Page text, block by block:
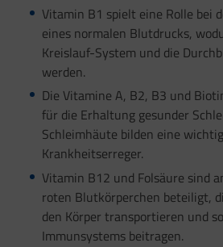
Vitamin B1 spielt eine Rolle bei
eines normalen Blutdrucks,
Kreislauf-System und die
werden.
Die Vitamine A, B2, B3 und
für die Erhaltung gesunder
Schleimhäute bilden eine
Krankheitserreger.
Vitamin B12 und Folsäure sind
roten Blutkörperchen beteiligt,
den Körper transportieren und
Immunsystems beitragen.